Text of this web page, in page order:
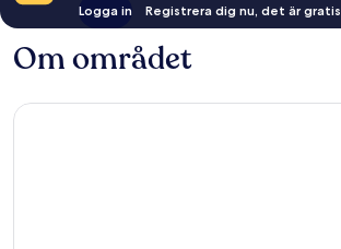
Logga in Registrera dig nu, det är gratis
Om området